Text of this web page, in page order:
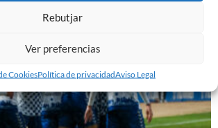
Rebutjar
Ver preferencias
CookiesPolítica de privacidadAviso Legal